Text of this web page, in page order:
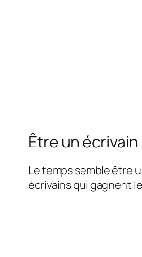
Être un
Le temps semble être
écrivains qui gagnent